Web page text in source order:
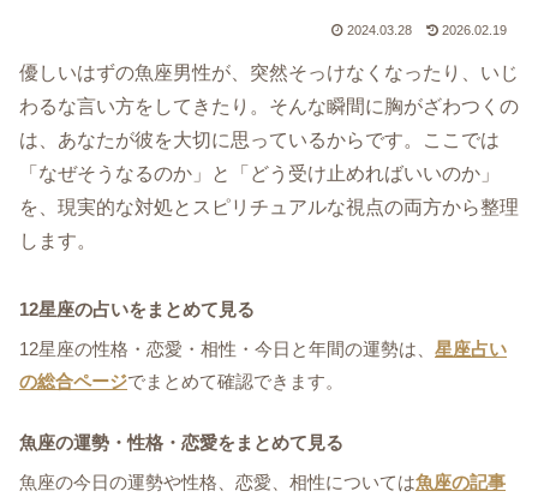
2024.03.28 2026.02.19
優しいはずの魚座男性が、突然そっけなくなったり、いじ
わるな言い方をしてきたり。そんな瞬間に胸がざわつくの
は、あなたが彼を大切に思っているからです。ここでは
「なぜそうなるのか」と「どう受け止めればいいのか」
を、現実的な対処とスピリチュアルな視点の両方から整理
します。
12星座の占いをまとめて見る
12星座の性格・恋愛・相性・今日と年間の運勢は、 星座占い
の総合ページでまとめて確認できます。
魚座の運勢・性格・恋愛をまとめて見る
魚座の今日の運勢や性格、恋愛、相性については魚座の記事